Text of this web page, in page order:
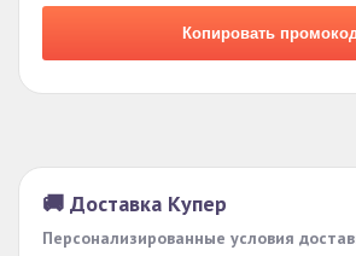
Копировать
🚚 Доставка Купер
Персонализированные условия